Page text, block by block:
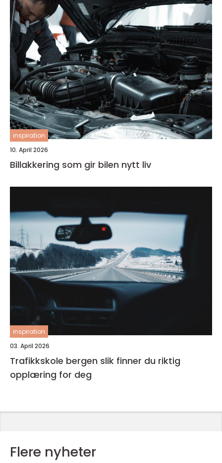
inspiration
10. April 2026
Billakkering som gir bilen nytt liv
inspiration
03. April 2026
Trafikkskole bergen slik finner du riktig
opplæring for deg
Flere nyheter